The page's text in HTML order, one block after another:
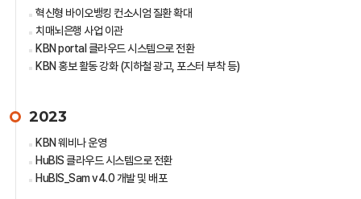
혁신형 바이오뱅킹 컨소시엄 질환 확대
치매뇌은행 사업 이관
KBN portal 클라우드 시스템으로 전환
KBN 홍보 활동 강화 (지하철 광고, 포스터 부착 등)
2023
KBN 웨비나 운영
HuBIS 클라우드 시스템으로 전환
HuBIS_Sam v4.0 개발 및 배포